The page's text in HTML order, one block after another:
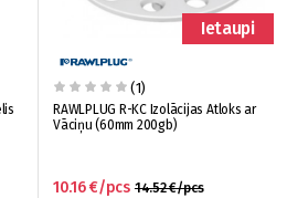
Ietaupi
(1)
RAWLPLUG R-KC Izolācijas Atloks ar
Vāciņu (60mm 200gb)
14.52 €/pcs
10.16 €/pcs